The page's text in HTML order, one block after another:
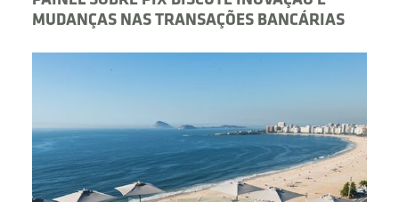
MUDANÇAS NAS TRANSAÇÕES BANCÁRIAS